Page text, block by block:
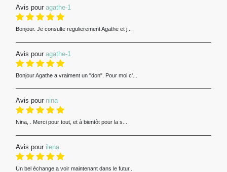
Avis pour agathe-1
Bonjour. Je consulte regulierement Agathe et j...
Avis pour agathe-1
Bonjour Agathe a vraiment un "don". Pour moi c'...
Avis pour nina
Nina, . Merci pour tout, et à bientôt pour la s...
Avis pour ilena
Un bel échange a voir maintenant dans le futur...